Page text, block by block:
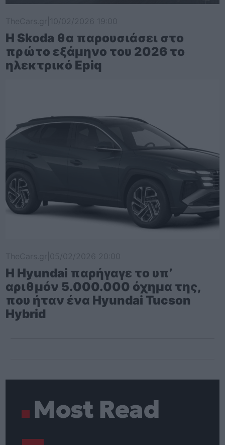
Η Skoda θα παρουσιάσει στο
πρώτο εξάμηνο του 2026 το
ηλεκτρικό Epiq
Η Hyundai παρήγαγε το υπ’
αριθμόν 5.000.000 όχημα της,
που ήταν ένα Hyundai Tucson
Hybrid
Most Read